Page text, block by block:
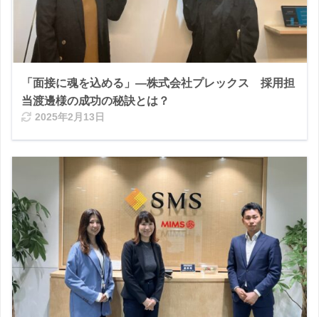
「面接に魂を込める」―株式会社プレックス 採用担
当渡邊様の成功の秘訣とは？
2025年2月13日